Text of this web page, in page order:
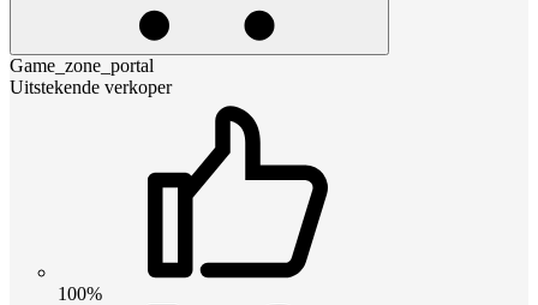
Game_zone_portal
Uitstekende verkoper
100%